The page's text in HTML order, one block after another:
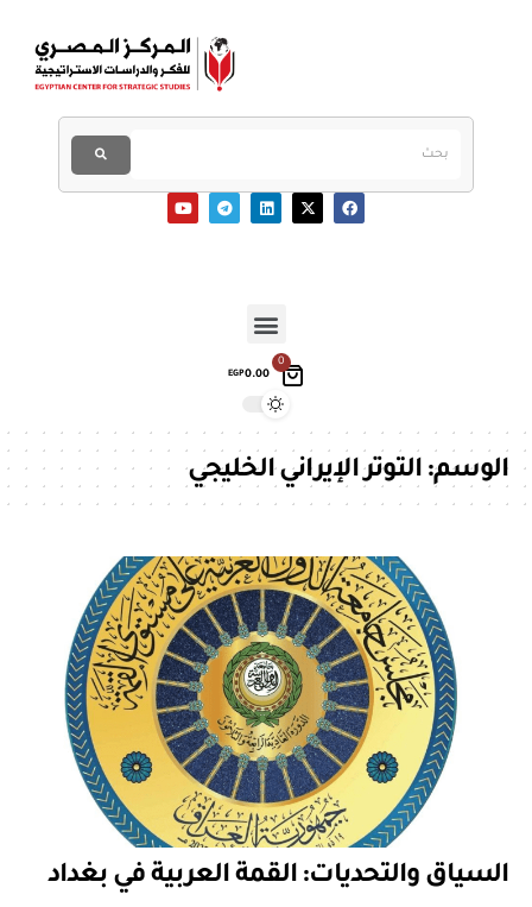
0
EGP0.00
الوسم:التوتر الإيراني الخليجي
السياق والتحديات: القمة العربية في بغداد